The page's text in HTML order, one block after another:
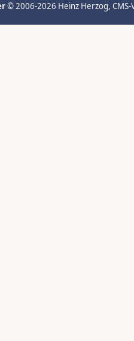
© 2006-2026 Heinz Herzog,